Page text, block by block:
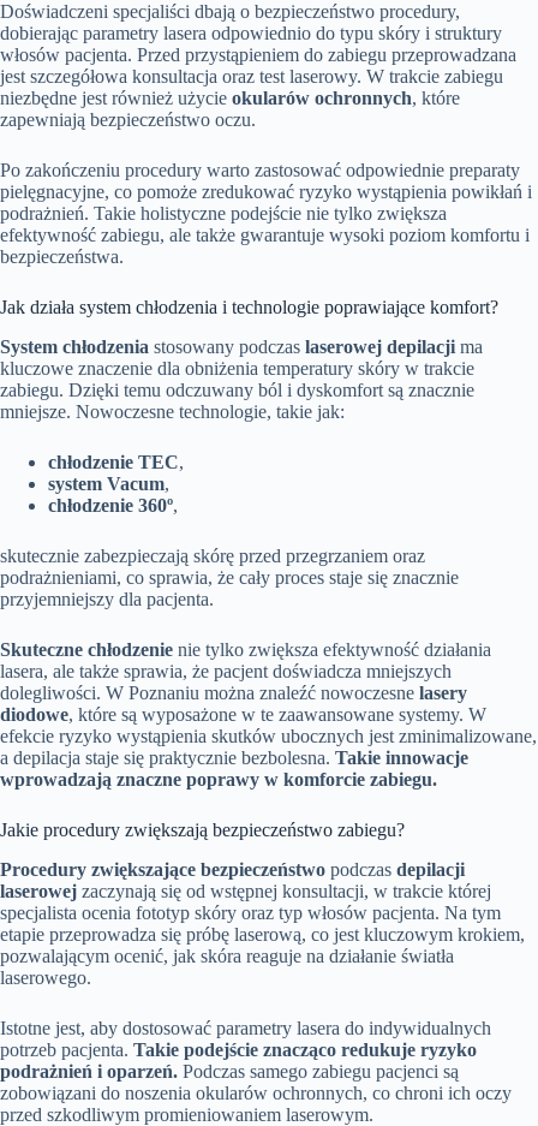
Doświadczeni specjaliści dbają o bezpieczeństwo procedury,
dobierając parametry lasera odpowiednio do typu skóry i struktury
włosów pacjenta. Przed przystąpieniem do zabiegu przeprowadzana
jest szczegółowa konsultacja oraz test laserowy. W trakcie zabiegu
niezbędne jest również użycie okularów ochronnych, które
zapewniają bezpieczeństwo oczu.
Po zakończeniu procedury warto zastosować odpowiednie preparaty
pielęgnacyjne, co pomoże zredukować ryzyko wystąpienia powikłań i
podrażnień. Takie holistyczne podejście nie tylko zwiększa
efektywność zabiegu, ale także gwarantuje wysoki poziom komfortu i
bezpieczeństwa.
Jak działa system chłodzenia i technologie poprawiające komfort?
System chłodzenia stosowany podczas laserowej depilacji ma
kluczowe znaczenie dla obniżenia temperatury skóry w trakcie
zabiegu. Dzięki temu odczuwany ból i dyskomfort są znacznie
mniejsze. Nowoczesne technologie, takie jak:
chłodzenie TEC,
system Vacum,
chłodzenie 360º,
skutecznie zabezpieczają skórę przed przegrzaniem oraz
podrażnieniami, co sprawia, że cały proces staje się znacznie
przyjemniejszy dla pacjenta.
Skuteczne chłodzenie nie tylko zwiększa efektywność działania
lasera, ale także sprawia, że pacjent doświadcza mniejszych
dolegliwości. W Poznaniu można znaleźć nowoczesne lasery
diodowe, które są wyposażone w te zaawansowane systemy. W
efekcie ryzyko wystąpienia skutków ubocznych jest zminimalizowane,
a depilacja staje się praktycznie bezbolesna. Takie innowacje
wprowadzają znaczne poprawy w komforcie zabiegu.
Jakie procedury zwiększają bezpieczeństwo zabiegu?
Procedury zwiększające bezpieczeństwo podczas depilacji
laserowej zaczynają się od wstępnej konsultacji, w trakcie której
specjalista ocenia fototyp skóry oraz typ włosów pacjenta. Na tym
etapie przeprowadza się próbę laserową, co jest kluczowym krokiem,
pozwalającym ocenić, jak skóra reaguje na działanie światła
laserowego.
Istotne jest, aby dostosować parametry lasera do indywidualnych
potrzeb pacjenta. Takie podejście znacząco redukuje ryzyko
podrażnień i oparzeń. Podczas samego zabiegu pacjenci są
zobowiązani do noszenia okularów ochronnych, co chroni ich oczy
przed szkodliwym promieniowaniem laserowym.